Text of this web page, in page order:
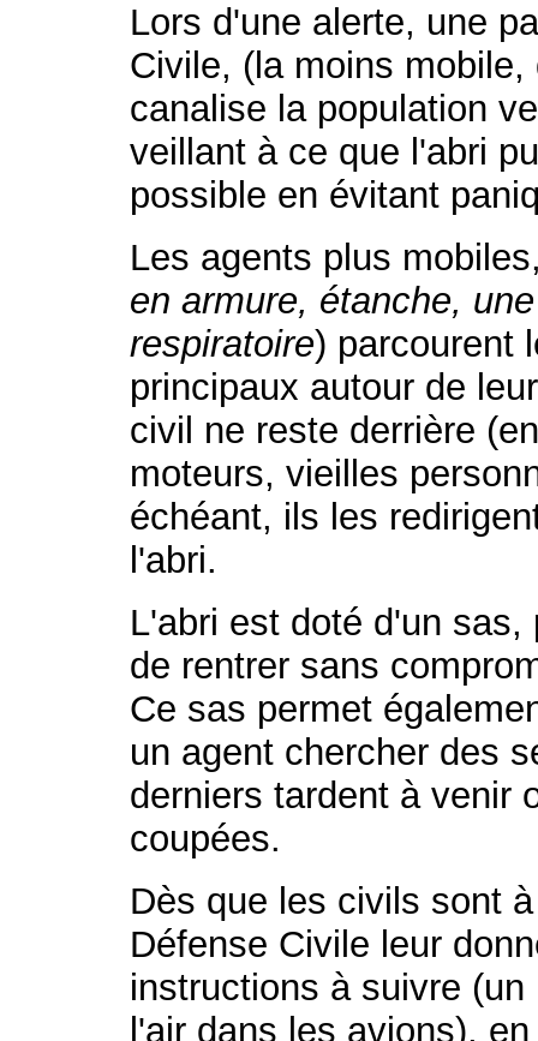
Lors d'une alerte, une
Civile, (la moins
canalise la population
veillant à ce que l'abri
possible en évitant
Les agents plus
en armure, étanche,
respiratoire) parcourent
principaux autour de
civil ne reste derrière
moteurs, vieilles
échéant, ils les
l'abri.
L'abri est doté d'un
de rentrer sans
Ce sas permet
un agent chercher des
derniers tardent à venir
coupées.
Dès que les civils sont
Défense Civile leur
instructions à suivre
l'air dans les avions),